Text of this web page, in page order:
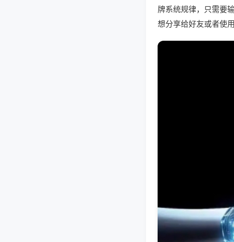
牌系统规律，只需要
想分享给好友或者使